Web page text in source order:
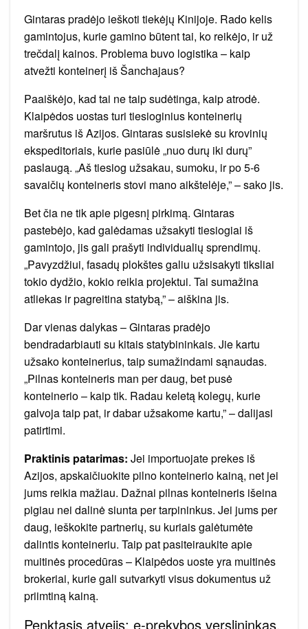
Gintaras pradėjo ieškoti tiekėjų Kinijoje. Rado kelis
gamintojus, kurie gamino būtent tai, ko reikėjo, ir už
trečdalį kainos. Problema buvo logistika – kaip
atvežti konteinerį iš Šanchajaus?
Paaiškėjo, kad tai ne taip sudėtinga, kaip atrodė.
Klaipėdos uostas turi tiesioginius konteinerių
maršrutus iš Azijos. Gintaras susisiekė su krovinių
ekspeditoriais, kurie pasiūlė „nuo durų iki durų”
paslaugą. „Aš tiesiog užsakau, sumoku, ir po 5-6
savaičių konteineris stovi mano aikštelėje,” – sako jis.
Bet čia ne tik apie pigesnį pirkimą. Gintaras
pastebėjo, kad galėdamas užsakyti tiesiogiai iš
gamintojo, jis gali prašyti individualių sprendimų.
„Pavyzdžiui, fasadų plokštes galiu užsisakyti tiksliai
tokio dydžio, kokio reikia projektui. Tai sumažina
atliekas ir pagreitina statybą,” – aiškina jis.
Dar vienas dalykas – Gintaras pradėjo
bendradarbiauti su kitais statybininkais. Jie kartu
užsako konteinerius, taip sumažindami sąnaudas.
„Pilnas konteineris man per daug, bet pusė
konteinerio – kaip tik. Radau keletą kolegų, kurie
galvoja taip pat, ir dabar užsakome kartu,” – dalijasi
patirtimi.
Praktinis patarimas: Jei importuojate prekes iš
Azijos, apskaičiuokite pilno konteinerio kainą, net jei
jums reikia mažiau. Dažnai pilnas konteineris išeina
pigiau nei dalinė siunta per tarpininkus. Jei jums per
daug, ieškokite partnerių, su kuriais galėtumėte
dalintis konteineriu. Taip pat pasiteiraukite apie
muitinės procedūras – Klaipėdos uoste yra muitinės
brokeriai, kurie gali sutvarkyti visus dokumentus už
priimtiną kainą.
Penktasis atvejis: e-prekybos verslininkas,